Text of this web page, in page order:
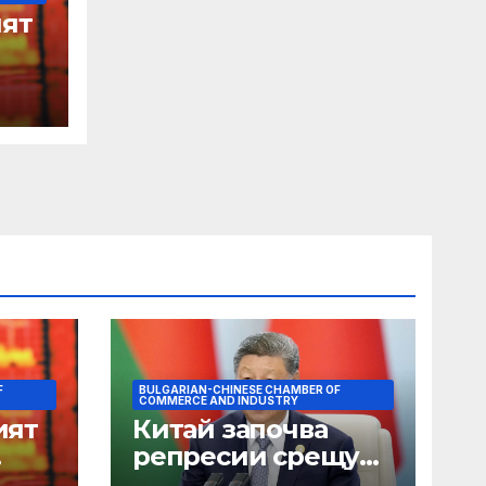
BULGARIAN-CHINESE CHAMBER OF
COMMERCE AND INDUSTRY
Китай започва
репресии срещу